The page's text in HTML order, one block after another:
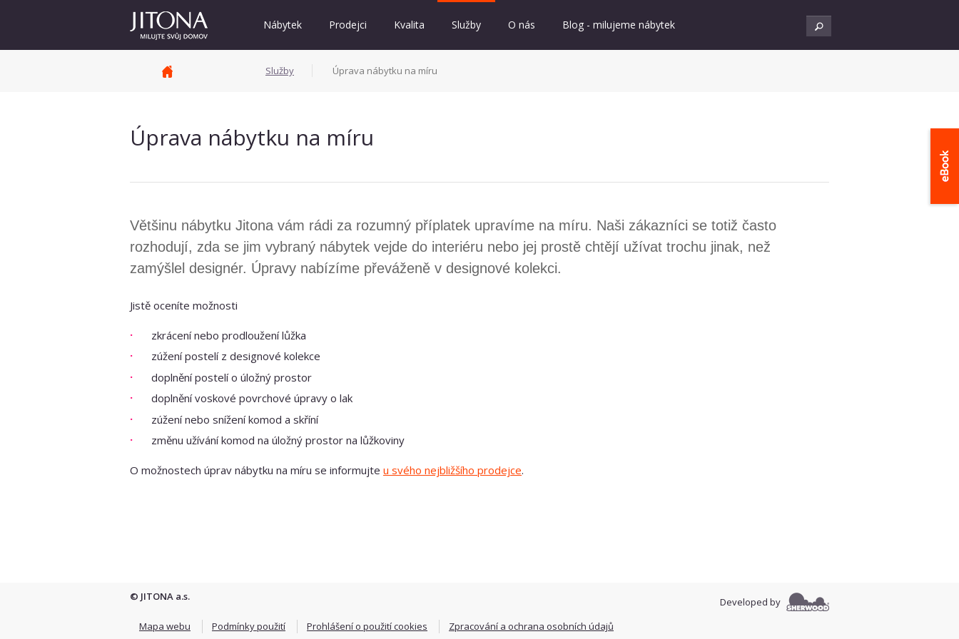
Nábytek Prodejci Kvalita Služby O nás Blog - milujeme nábytek
Služby Úprava nábytku na míru
Úprava nábytku na míru
Většinu nábytku Jitona vám rádi za rozumný příplatek upravíme na míru. Naši zákazníci se totiž často
rozhodují, zda se jim vybraný nábytek vejde do interiéru nebo jej prostě chtějí užívat trochu jinak, než
zamýšlel designér. Úpravy nabízíme převáženě v designové kolekci.
Jistě oceníte možnosti
zkrácení nebo prodloužení lůžka
zúžení postelí z designové kolekce
doplnění postelí o úložný prostor
doplnění voskové povrchové úpravy o lak
zúžení nebo snížení komod a skříní
změnu užívání komod na úložný prostor na lůžkoviny
O možnostech úprav nábytku na míru se informujte u svého nejbližšího prodejce.
© JITONA a.s.
Mapa webu Podmínky použití Prohlášení o použití cookies Zpracování a ochrana osobních údajů
Developed by